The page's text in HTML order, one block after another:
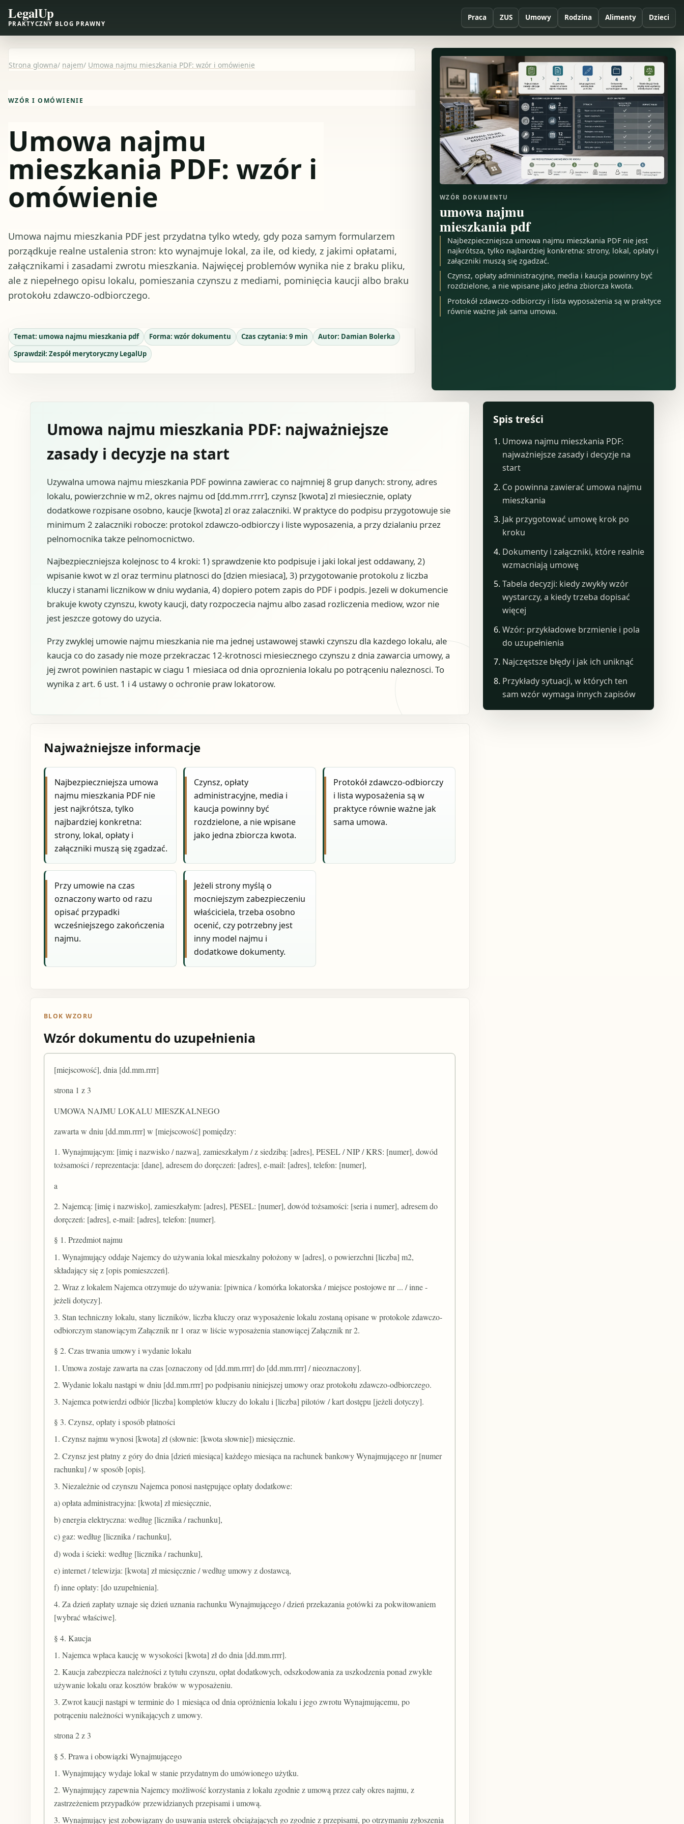
LegalUp
PRAKTYCZNY BLOG PRAWNY
Praca ZUS Umowy Rodzina Alimenty Dzieci
Strona glowna/ najem/ Umowa najmu mieszkania PDF: wzór i omówienie
WZÓR I OMÓWIENIE
Umowa najmu
mieszkania PDF: wzór i
omówienie
Umowa najmu mieszkania PDF jest przydatna tylko wtedy, gdy poza samym formularzem
porządkuje realne ustalenia stron: kto wynajmuje lokal, za ile, od kiedy, z jakimi opłatami,
załącznikami i zasadami zwrotu mieszkania. Najwięcej problemów wynika nie z braku pliku,
ale z niepełnego opisu lokalu, pomieszania czynszu z mediami, pominięcia kaucji albo braku
protokołu zdawczo-odbiorczego.
Temat: umowa najmu mieszkania pdf Forma: wzór dokumentu Czas czytania: 9 min Autor: Damian Bolerka
Sprawdził: Zespół merytoryczny LegalUp
WZÓR DOKUMENTU
umowa najmu
mieszkania pdf
Najbezpieczniejsza umowa najmu mieszkania PDF nie jest
najkrótsza, tylko najbardziej konkretna: strony, lokal, opłaty i
załączniki muszą się zgadzać.
Czynsz, opłaty administracyjne, media i kaucja powinny być
rozdzielone, a nie wpisane jako jedna zbiorcza kwota.
Protokół zdawczo-odbiorczy i lista wyposażenia są w praktyce
równie ważne jak sama umowa.
Umowa najmu mieszkania PDF: najważniejsze
zasady i decyzje na start
Uzywalna umowa najmu mieszkania PDF powinna zawierac co najmniej 8 grup danych: strony, adres
lokalu, powierzchnie w m2, okres najmu od [dd.mm.rrrr], czynsz [kwota] zl miesiecznie, oplaty
dodatkowe rozpisane osobno, kaucje [kwota] zl oraz zalaczniki. W praktyce do podpisu przygotowuje sie
minimum 2 zalaczniki robocze: protokol zdawczo-odbiorczy i liste wyposazenia, a przy dzialaniu przez
pelnomocnika takze pelnomocnictwo.
Najbezpieczniejsza kolejnosc to 4 kroki: 1) sprawdzenie kto podpisuje i jaki lokal jest oddawany, 2)
wpisanie kwot w zl oraz terminu platnosci do [dzien miesiaca], 3) przygotowanie protokolu z liczba
kluczy i stanami licznikow w dniu wydania, 4) dopiero potem zapis do PDF i podpis. Jezeli w dokumencie
brakuje kwoty czynszu, kwoty kaucji, daty rozpoczecia najmu albo zasad rozliczenia mediow, wzor nie
jest jeszcze gotowy do uzycia.
Przy zwyklej umowie najmu mieszkania nie ma jednej ustawowej stawki czynszu dla kazdego lokalu, ale
kaucja co do zasady nie moze przekraczac 12-krotnosci miesiecznego czynszu z dnia zawarcia umowy, a
jej zwrot powinien nastapic w ciagu 1 miesiaca od dnia oproznienia lokalu po potrąceniu naleznosci. To
wynika z art. 6 ust. 1 i 4 ustawy o ochronie praw lokatorow.
Najważniejsze informacje
Najbezpieczniejsza umowa
najmu mieszkania PDF nie
jest najkrótsza, tylko
najbardziej konkretna:
strony, lokal, opłaty i
załączniki muszą się zgadzać.
Czynsz, opłaty
administracyjne, media i
kaucja powinny być
rozdzielone, a nie wpisane
jako jedna zbiorcza kwota.
Protokół zdawczo-odbiorczy
i lista wyposażenia są w
praktyce równie ważne jak
sama umowa.
Przy umowie na czas
oznaczony warto od razu
opisać przypadki
wcześniejszego zakończenia
najmu.
Jeżeli strony myślą o
mocniejszym zabezpieczeniu
właściciela, trzeba osobno
ocenić, czy potrzebny jest
inny model najmu i
dodatkowe dokumenty.
BLOK WZORU
Wzór dokumentu do uzupełnienia
[miejscowość], dnia [dd.mm.rrrr]
strona 1 z 3
UMOWA NAJMU LOKALU MIESZKALNEGO
zawarta w dniu [dd.mm.rrrr] w [miejscowość] pomiędzy:
1. Wynajmującym: [imię i nazwisko / nazwa], zamieszkałym / z siedzibą: [adres], PESEL / NIP / KRS: [numer], dowód
tożsamości / reprezentacja: [dane], adresem do doręczeń: [adres], e-mail: [adres], telefon: [numer],
a
2. Najemcą: [imię i nazwisko], zamieszkałym: [adres], PESEL: [numer], dowód tożsamości: [seria i numer], adresem do
doręczeń: [adres], e-mail: [adres], telefon: [numer].
§ 1. Przedmiot najmu
1. Wynajmujący oddaje Najemcy do używania lokal mieszkalny położony w [adres], o powierzchni [liczba] m2,
składający się z [opis pomieszczeń].
2. Wraz z lokalem Najemca otrzymuje do używania: [piwnica / komórka lokatorska / miejsce postojowe nr ... / inne -
jeżeli dotyczy].
3. Stan techniczny lokalu, stany liczników, liczba kluczy oraz wyposażenie lokalu zostaną opisane w protokole zdawczo-
odbiorczym stanowiącym Załącznik nr 1 oraz w liście wyposażenia stanowiącej Załącznik nr 2.
§ 2. Czas trwania umowy i wydanie lokalu
1. Umowa zostaje zawarta na czas [oznaczony od [dd.mm.rrrr] do [dd.mm.rrrr] / nieoznaczony].
2. Wydanie lokalu nastąpi w dniu [dd.mm.rrrr] po podpisaniu niniejszej umowy oraz protokołu zdawczo-odbiorczego.
3. Najemca potwierdzi odbiór [liczba] kompletów kluczy do lokalu i [liczba] pilotów / kart dostępu [jeżeli dotyczy].
§ 3. Czynsz, opłaty i sposób płatności
1. Czynsz najmu wynosi [kwota] zł (słownie: [kwota słownie]) miesięcznie.
2. Czynsz jest płatny z góry do dnia [dzień miesiąca] każdego miesiąca na rachunek bankowy Wynajmującego nr [numer
rachunku] / w sposób [opis].
3. Niezależnie od czynszu Najemca ponosi następujące opłaty dodatkowe:
a) opłata administracyjna: [kwota] zł miesięcznie,
b) energia elektryczna: według [licznika / rachunku],
c) gaz: według [licznika / rachunku],
d) woda i ścieki: według [licznika / rachunku],
e) internet / telewizja: [kwota] zł miesięcznie / według umowy z dostawcą,
f) inne opłaty: [do uzupełnienia].
4. Za dzień zapłaty uznaje się dzień uznania rachunku Wynajmującego / dzień przekazania gotówki za pokwitowaniem
[wybrać właściwe].
§ 4. Kaucja
1. Najemca wpłaca kaucję w wysokości [kwota] zł do dnia [dd.mm.rrrr].
2. Kaucja zabezpiecza należności z tytułu czynszu, opłat dodatkowych, odszkodowania za uszkodzenia ponad zwykłe
używanie lokalu oraz kosztów braków w wyposażeniu.
3. Zwrot kaucji nastąpi w terminie do 1 miesiąca od dnia opróżnienia lokalu i jego zwrotu Wynajmującemu, po
potrąceniu należności wynikających z umowy.
strona 2 z 3
§ 5. Prawa i obowiązki Wynajmującego
1. Wynajmujący wydaje lokal w stanie przydatnym do umówionego użytku.
2. Wynajmujący zapewnia Najemcy możliwość korzystania z lokalu zgodnie z umową przez cały okres najmu, z
zastrzeżeniem przypadków przewidzianych przepisami i umową.
3. Wynajmujący jest zobowiązany do usuwania usterek obciążających go zgodnie z przepisami, po otrzymaniu zgłoszenia
Spis treści
Umowa najmu mieszkania PDF:
najważniejsze zasady i decyzje na
start
Co powinna zawierać umowa najmu
mieszkania
Jak przygotować umowę krok po
kroku
Dokumenty i załączniki, które realnie
wzmacniają umowę
Tabela decyzji: kiedy zwykły wzór
wystarczy, a kiedy trzeba dopisać
więcej
Wzór: przykładowe brzmienie i pola
do uzupełnienia
Najczęstsze błędy i jak ich uniknąć
Przykłady sytuacji, w których ten
sam wzór wymaga innych zapisów